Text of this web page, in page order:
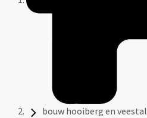
bouw hooiberg en veestal